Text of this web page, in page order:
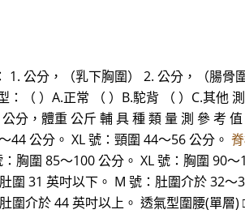
1. 公分，（乳下胸圍） 2. 公分，（腸
（ ）A.正常 （ ）B.駝背 （ ）C.其他
分，體重 公斤 輔 具 種 類 量 測 參 考
公分。 XL 號：頸圍 44～56 公分。
胸圍 85～100 公分。 XL 號：胸圍 90
圍 31 英吋以下。 M 號：肚圍介於 32
圍介於 44 英吋以上。 透氣型圍腰(單